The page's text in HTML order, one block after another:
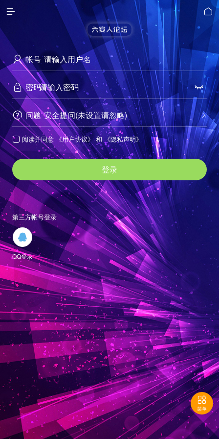
 
 帐号
 密码 
 问题 
安全提问(未设置请忽略)
 阅读并同意 《用户协议》 和 《隐私声明》
登录
第三方帐号登录

QQ登录

菜单